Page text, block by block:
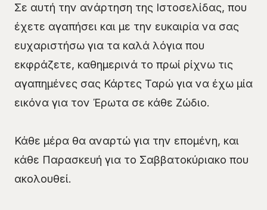
Σε αυτή την ανάρτηση της Ιστοσελίδας, που
έχετε αγαπήσει και με την ευκαιρία να σας
ευχαριστήσω για τα καλά λόγια που
εκφράζετε, καθημερινά το πρωί ρίχνω τις
αγαπημένες σας Κάρτες Ταρώ για να έχω μία
εικόνα για τον Έρωτα σε κάθε Ζώδιο.
Κάθε μέρα θα αναρτώ για την επομένη, και
κάθε Παρασκευή για το Σαββατοκύριακο που
ακολουθεί.